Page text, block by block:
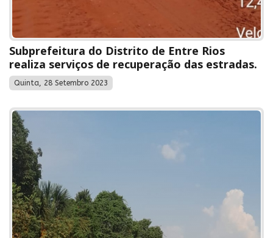
Subprefeitura do Distrito de Entre Rios
realiza serviços de recuperação das estradas.
Quinta, 28 Setembro 2023